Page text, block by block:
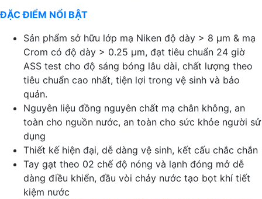
ĐẶC ĐIỂM NỔI BẬT
Sản phẩm sở hữu lớp mạ Niken độ dày > 8 μm & mạ
Crom có độ dày > 0.25 μm, đạt tiêu chuẩn 24 giờ
ASS test cho độ sáng bóng lâu dài, chất lượng theo
tiêu chuẩn cao nhất, tiện lợi trong vệ sinh và bảo
quản.
Nguyên liệu đồng nguyên chất mạ chân không, an
toàn cho nguồn nước, an toàn cho sức khỏe người sử
dụng
Thiết kế hiện đại, dễ dàng vệ sinh, kết cấu chắc chắn
Tay gạt theo 02 chế độ nóng và lạnh đóng mở dễ
dàng điều khiển, đầu vòi chảy nước tạo bọt khí tiết
kiệm nước